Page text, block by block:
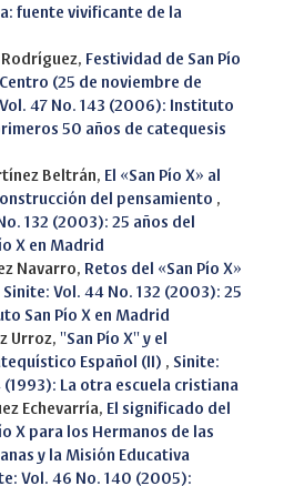
fuente vivificante de la
Rodríguez, Festividad de San Pío
(25 de noviembre de
47 No. 143 (2006): Instituto
50 años de catequesis
Beltrán, El «San Pío X» al
del pensamiento ,
132 (2003): 25 años del
X en Madrid
Navarro, Retos del «San Pío X»
Sinite: Vol. 44 No. 132 (2003): 25
San Pío X en Madrid
Urroz, ''San Pío X'' y el
Español (II) , Sinite:
(1993): La otra escuela cristiana
Echevarría, El significado del
X para los Hermanos de las
y la Misión Educativa
Vol. 46 No. 140 (2005):